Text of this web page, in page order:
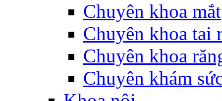
Chuyên khoa mắt
Chuyên khoa tai
Chuyên khoa
Chuyên khám